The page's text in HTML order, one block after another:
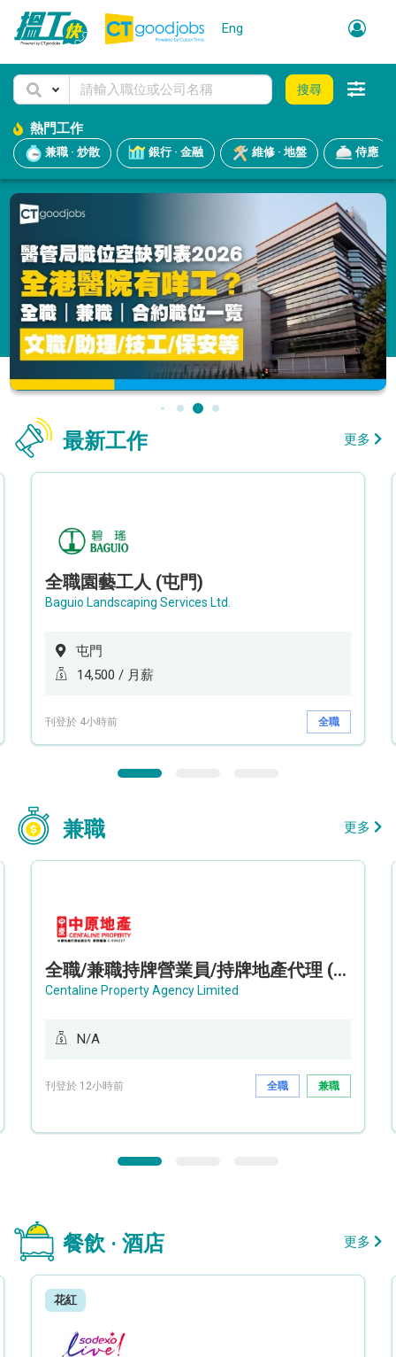
Eng
搜尋
熱門工作
兼職 · 炒散 銀行 · 金融 維修 · 地盤 侍應
最新工作 更多
全職園藝工人 (屯門)
Baguio Landscaping Services Ltd.
屯門
14,500 / 月薪
刊登於 4小時前 全職
兼職 更多
全職/兼職持牌營業員/持牌地產代理 (長沙灣/將軍澳/油塘)
Centaline Property Agency Limited
N/A
刊登於 12小時前 全職 兼職
餐飲 · 酒店 更多
花紅